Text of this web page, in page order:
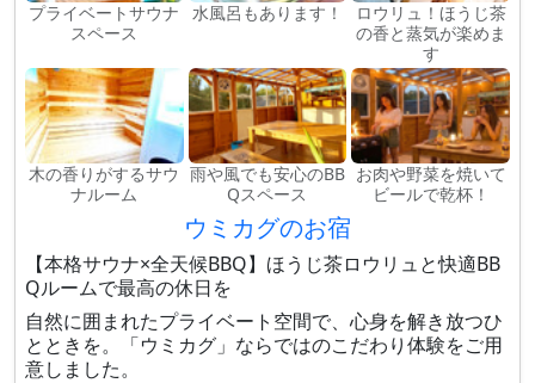
プライベートサウナ
スペース
水風呂もあります！
ロウリュ！ほうじ茶
の香と蒸気が楽めま
す
木の香りがするサウ
ナルーム
雨や風でも安心のBB
Qスペース
お肉や野菜を焼いて
ビールで乾杯！
ウミカグのお宿
【本格サウナ×全天候BBQ】ほうじ茶ロウリュと快適BB
Qルームで最高の休日を
自然に囲まれたプライベート空間で、心身を解き放つひ
とときを。「ウミカグ」ならではのこだわり体験をご用
意しました。